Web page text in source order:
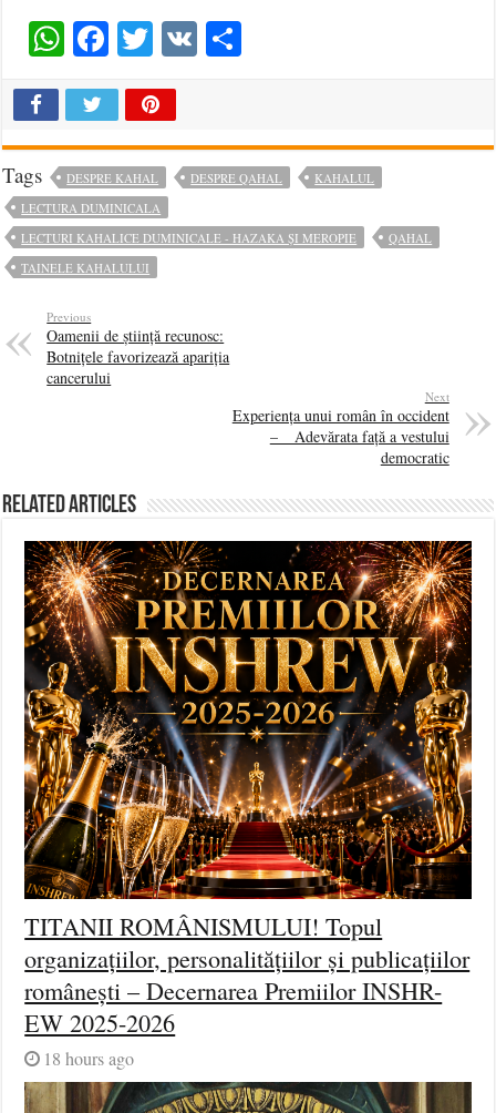
WhatsApp
Facebook
Twitter
VK
Tags DESPRE KAHAL DESPRE QAHAL
KAHALUL
LECTURA DUMINICALA
LECTURI KAHALICE DUMINICALE - HAZAKA ȘI MEROPIE
QAHAL
TAINELE KAHALULUI
Previous
Oamenii de știință recunosc:
Botnițele favorizează apariția
cancerului
Next
Experiența unui român în occident
– Adevărata față a vestului
democratic
Related Articles
TITANII ROMÂNISMULUI! Topul
organizațiilor, personalitățiilor și publicațiilor
românești – Decernarea Premiilor INSHR-
EW 2025-2026
18 hours ago